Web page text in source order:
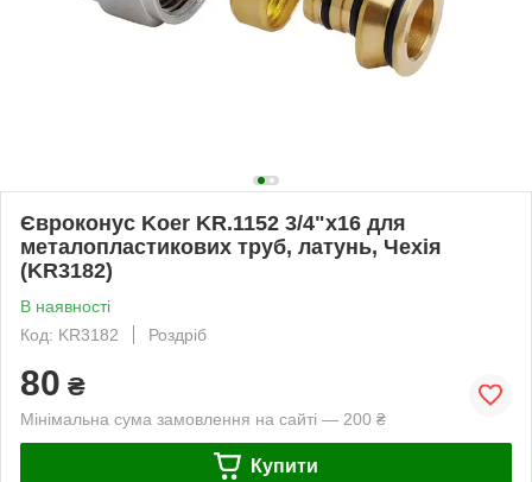
Євроконус Koer KR.1152 3/4"x16 для
металопластикових труб, латунь, Чехія
(KR3182)
В наявності
Код: KR3182
Роздріб
80 ₴
Мінімальна сума замовлення на сайті — 200 ₴
Купити